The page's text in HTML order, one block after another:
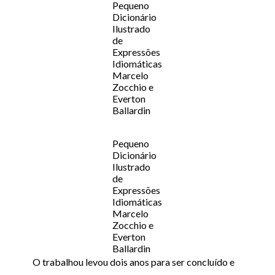
Pequeno
Dicionário
Ilustrado
de
Expressões
Idiomáticas
Marcelo
Zocchio e
Everton
Ballardin
Pequeno
Dicionário
Ilustrado
de
Expressões
Idiomáticas
Marcelo
Zocchio e
Everton
Ballardin
O trabalhou levou dois anos para ser concluído e